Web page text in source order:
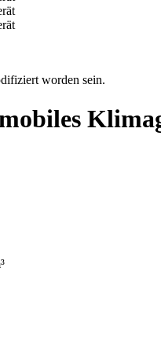
worden sein.